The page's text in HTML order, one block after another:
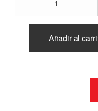
era:
$200.000.
INYECCION
ORIGINAL
Añadir al